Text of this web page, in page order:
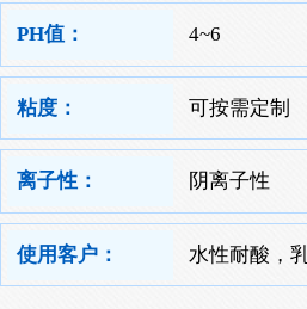
PH值： 4~6
粘度： 可按需定制
离子性： 阴离子性
使用客户： 水性耐酸，